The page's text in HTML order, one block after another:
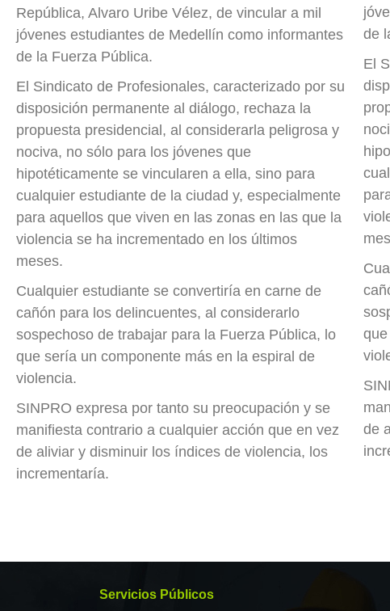
República, Alvaro Uribe Vélez, de vincular a mil
jóvenes estudiantes de Medellín como informantes
de la Fuerza Pública.
El Sindicato de Profesionales, caracterizado por su
disposición permanente al diálogo, rechaza la
propuesta presidencial, al considerarla peligrosa y
nociva, no sólo para los jóvenes que
hipotéticamente se vincularen a ella, sino para
cualquier estudiante de la ciudad y, especialmente
para aquellos que viven en las zonas en las que la
violencia se ha incrementado en los últimos
meses.
Cualquier estudiante se convertiría en carne de
cañón para los delincuentes, al considerarlo
sospechoso de trabajar para la Fuerza Pública, lo
que sería un componente más en la espiral de
violencia.
SINPRO expresa por tanto su preocupación y se
manifiesta contrario a cualquier acción que en vez
de aliviar y disminuir los índices de violencia, los
incrementaría.
de
El
de
Servicios Públicos